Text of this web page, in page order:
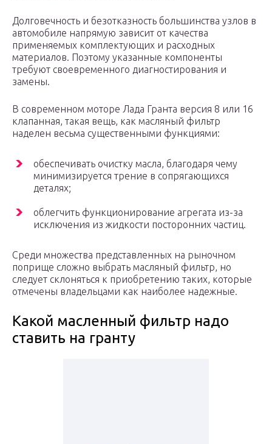
Долговечность и безотказность большинства узлов в
автомобиле напрямую зависит от качества
применяемых комплектующих и расходных
материалов. Поэтому указанные компоненты
требуют своевременного диагностирования и
замены.
В современном моторе Лада Гранта версия 8 или 16
клапанная, такая вещь, как масляный фильтр
наделен весьма существенными функциями:
обеспечивать очистку масла, благодаря чему
минимизируется трение в сопрягающихся
деталях;
облегчить функционирование агрегата из-за
исключения из жидкости посторонних частиц.
Среди множества представленных на рыночном
поприще сложно выбрать масляный фильтр, но
следует склоняться к приобретению таких, которые
отмечены владельцами как наиболее надежные.
Какой масленный фильтр надо
ставить на гранту